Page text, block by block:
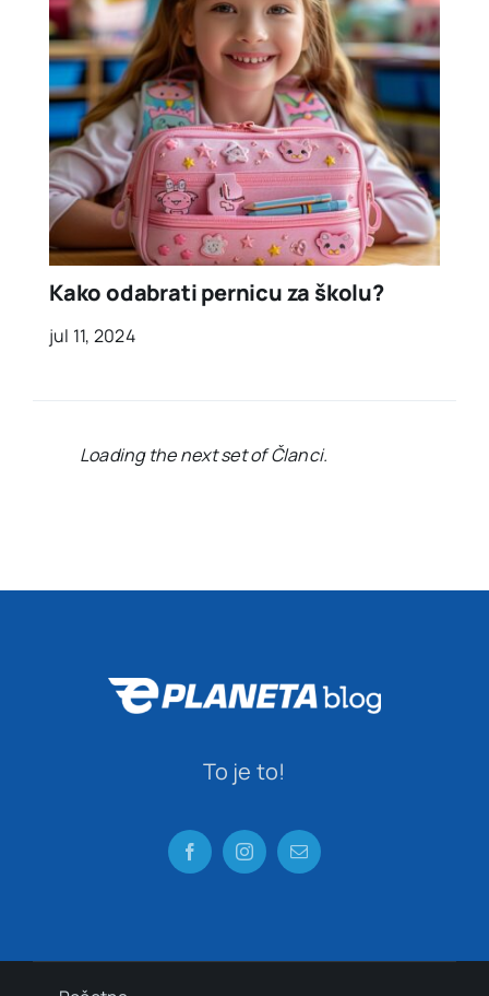
Kako odabrati pernicu za školu?
jul 11, 2024
Pribor za đake prvake – Evo šta sve
treba kupiti pred polazak u prvi
avgust 27, 2024